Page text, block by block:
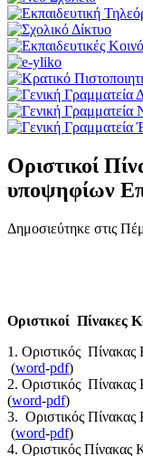
Οριστικοί
υποψηφίων
Δημοσιεύτηκε στις
Οριστικοί Πίνακες
1. Οριστικός
(word-pdf)
2. Οριστικός
(word-pdf)
3. Οριστικός
(word-pdf)
4. Οριστικός